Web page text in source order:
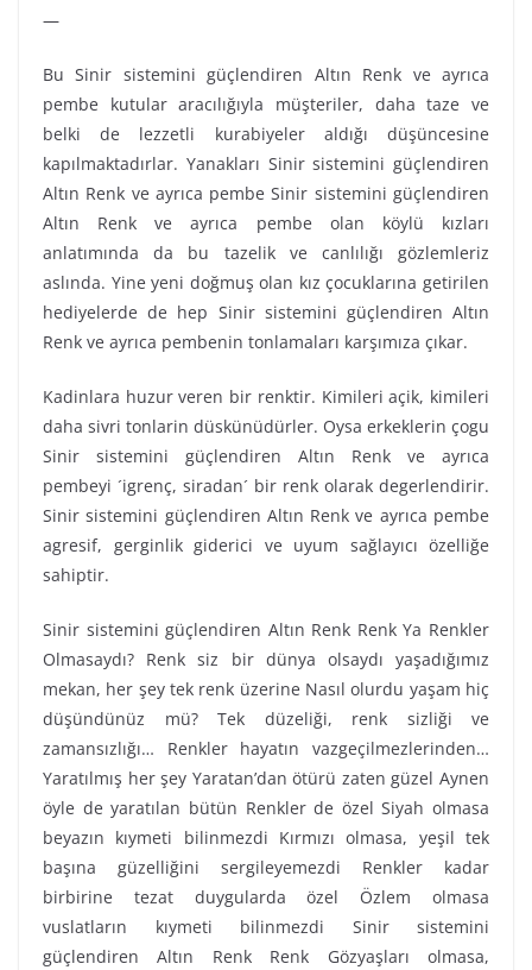
—
Bu Sinir sistemini güçlendiren Altın Renk ve ayrıca
pembe kutular aracılığıyla müşteriler, daha taze ve
belki de lezzetli kurabiyeler aldığı düşüncesine
kapılmaktadırlar. Yanakları Sinir sistemini güçlendiren
Altın Renk ve ayrıca pembe Sinir sistemini güçlendiren
Altın Renk ve ayrıca pembe olan köylü kızları
anlatımında da bu tazelik ve canlılığı gözlemleriz
aslında. Yine yeni doğmuş olan kız çocuklarına getirilen
hediyelerde de hep Sinir sistemini güçlendiren Altın
Renk ve ayrıca pembenin tonlamaları karşımıza çıkar.
Kadinlara huzur veren bir renktir. Kimileri açik, kimileri
daha sivri tonlarin düskünüdürler. Oysa erkeklerin çogu
Sinir sistemini güçlendiren Altın Renk ve ayrıca
pembeyi ´igrenç, siradan´ bir renk olarak degerlendirir.
Sinir sistemini güçlendiren Altın Renk ve ayrıca pembe
agresif, gerginlik giderici ve uyum sağlayıcı özelliğe
sahiptir.
Sinir sistemini güçlendiren Altın Renk Renk Ya Renkler
Olmasaydı? Renk siz bir dünya olsaydı yaşadığımız
mekan, her şey tek renk üzerine Nasıl olurdu yaşam hiç
düşündünüz mü? Tek düzeliği, renk sizliği ve
zamansızlığı… Renkler hayatın vazgeçilmezlerinden…
Yaratılmış her şey Yaratan’dan ötürü zaten güzel Aynen
öyle de yaratılan bütün Renkler de özel Siyah olmasa
beyazın kıymeti bilinmezdi Kırmızı olmasa, yeşil tek
başına güzelliğini sergileyemezdi Renkler kadar
birbirine tezat duygularda özel Özlem olmasa
vuslatların kıymeti bilinmezdi Sinir sistemini
güçlendiren Altın Renk Renk Gözyaşları olmasa,